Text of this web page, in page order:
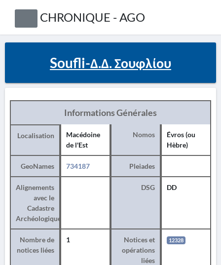
CHRONIQUE - AGO
Soufli-Δ.Δ. Σουφλίου
Informations Générales
Localisation
Macédoine
de l'Est
Nomos
Évros (ou
Hèbre)
GeoNames 734187 Pleiades
Alignements
avec le
Cadastre
Archéologique
DSG DD
Nombre de
notices liées
1
Notices et
opérations
liées
12328